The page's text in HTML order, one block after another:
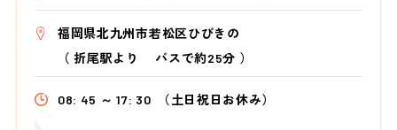
福岡県北九州市若松区ひびきの
（折尾駅より バスで約25分 ）
08: 45 ～ 17: 30 （土日祝日お休み）